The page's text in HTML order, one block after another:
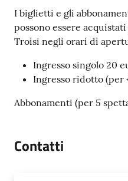
I biglietti e gli
possono essere
Troisi negli orari di
Ingresso singolo 20
Ingresso ridotto (per
Abbonamenti (per 5
Contatti